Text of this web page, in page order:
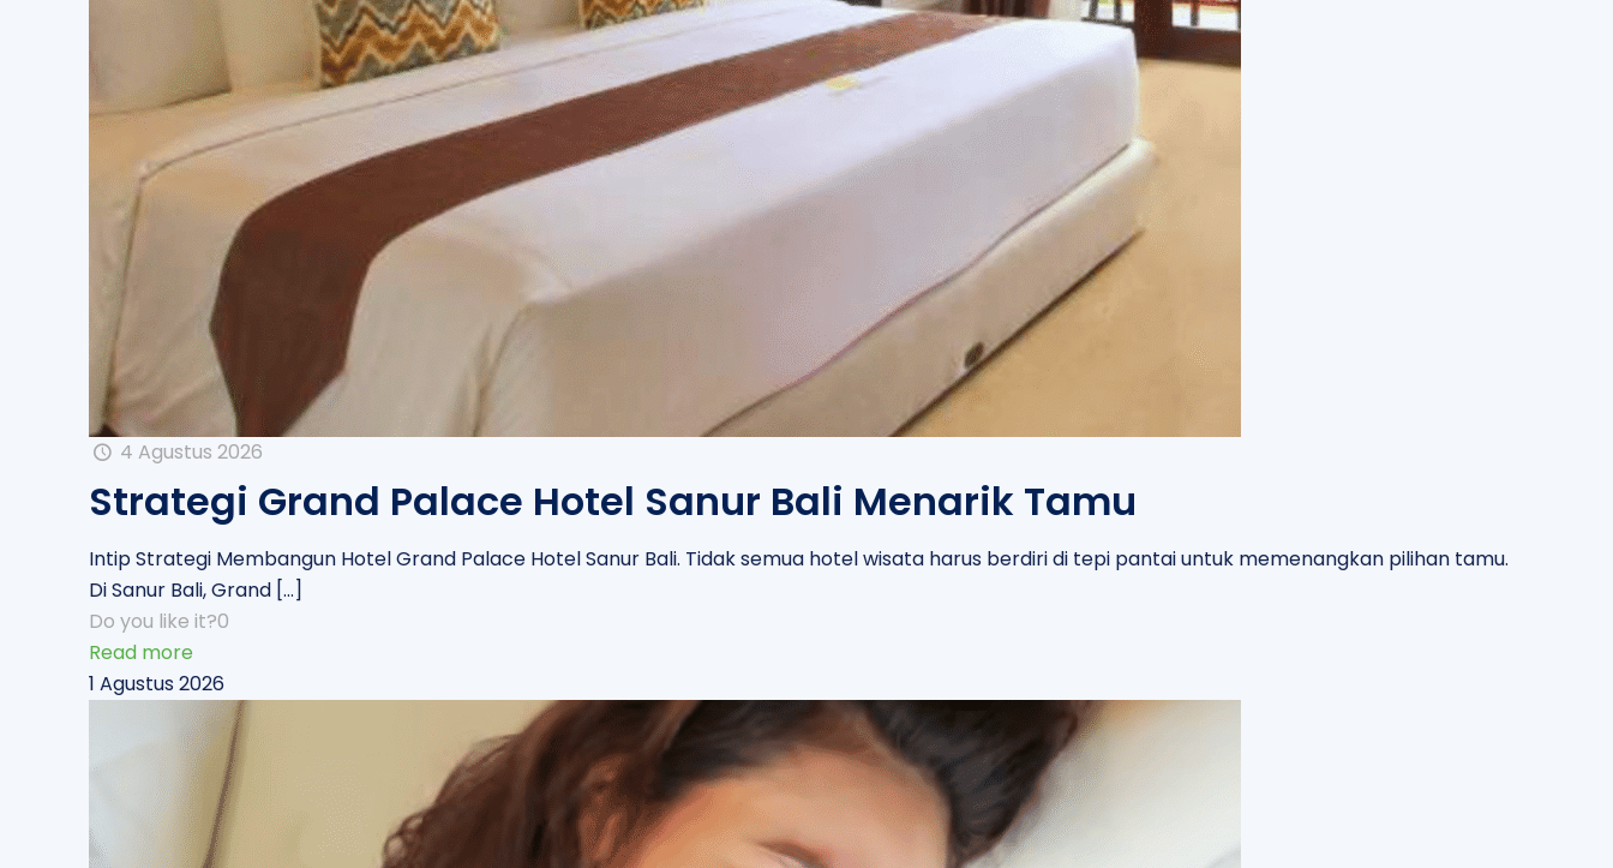
4 Agustus 2026
Strategi Grand Palace Hotel Sanur Bali Menarik Tamu
Intip Strategi Membangun Hotel Grand Palace Hotel Sanur Bali. Tidak semua hotel wisata harus berdiri di tepi pantai untuk memenangkan pilihan tamu.
Di Sanur Bali, Grand […]
Do you like it?0
Read more
1 Agustus 2026